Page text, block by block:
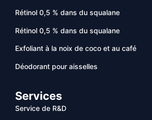
Rétinol 0,5 % dans du squalane
Rétinol 0,5 % dans du squalane
Exfoliant à la noix de coco et au café
Déodorant pour aisselles
Services
Service de R&D